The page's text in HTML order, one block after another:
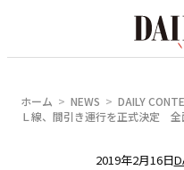
ホーム NEWS
DAILY
Ｌ線、間引き運行を正式決定 全
2019年2月16日